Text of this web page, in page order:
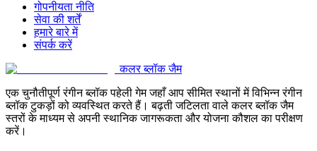
गोपनीयता नीति
सेवा की शर्तें
हमारे बारे में
संपर्क करें
कलर ब्लॉक जैम
एक चुनौतीपूर्ण रंगीन ब्लॉक पहेली गेम जहाँ आप सीमित स्थानों में विभिन्न रंगीन
ब्लॉक टुकड़ों को व्यवस्थित करते हैं। बढ़ती जटिलता वाले कलर ब्लॉक जैम
स्तरों के माध्यम से अपनी स्थानिक जागरूकता और योजना कौशल का परीक्षण
करें।